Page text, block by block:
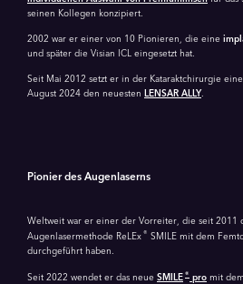
seinen Kollegen konzipiert.
2002 war er einer von 10 Pionieren, die eine
und später die Visian ICL eingesetzt hat.
Seit Mai 2012 setzt er in der Kataraktchirurgie
August 2024 den neuesten LENSAR ALLY
Pionier des Augenlaserns
Weltweit war er einer der Vorreiter, die seit 2011
Augenlasermethode ReLEx ® SMILE mit dem
durchgeführt haben.
Seit 2022 wendet er das neue SMILE ® pro mit dem